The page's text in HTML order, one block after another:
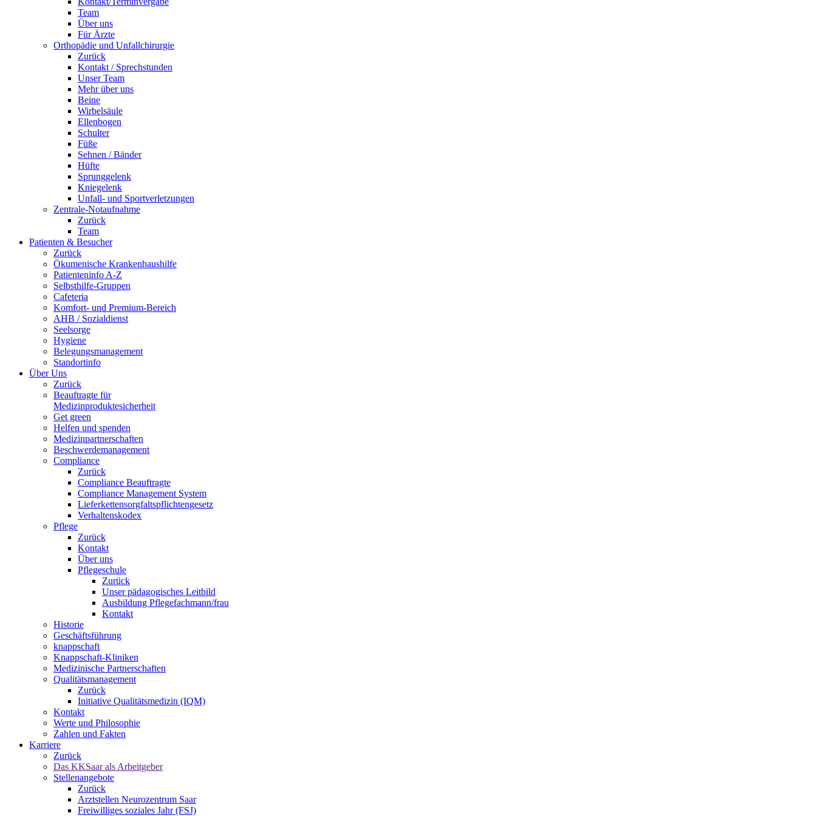
Team
Über uns
Für Ärzte
Orthopädie und Unfallchirurgie
Zurück
Kontakt / Sprechstunden
Unser Team
Mehr über uns
Beine
Wirbelsäule
Ellenbogen
Schulter
Füße
Sehnen / Bänder
Hüfte
Sprunggelenk
Kniegelenk
Unfall- und Sportverletzungen
Zentrale-Notaufnahme
Zurück
Team
Patienten & Besucher
Zurück
Ökumenische Krankenhaushilfe
Patienteninfo A-Z
Selbsthilfe-Gruppen
Cafeteria
Komfort- und Premium-Bereich
AHB / Sozialdienst
Seelsorge
Hygiene
Belegungsmanagement
Standortinfo
Über Uns
Zurück
Beauftragte für
Medizinproduktesicherheit
Get green
Helfen und spenden
Medizinpartnerschaften
Beschwerdemanagement
Compliance
Zurück
Compliance Beauftragte
Compliance Management System
Lieferkettensorgfaltspflichtengesetz
Verhaltenskodex
Pflege
Zurück
Kontakt
Über uns
Pflegeschule
Zurück
Unser pädagogisches Leitbild
Ausbildung Pflegefachmann/frau
Kontakt
Historie
Geschäftsführung
knappschaft
Knappschaft-Kliniken
Medizinische Partnerschaften
Qualitäts­management
Zurück
Initiative Qualitätsmedizin (IQM)
Kontakt
Werte und Philosophie
Zahlen und Fakten
Karriere
Zurück
Das KKSaar als Arbeitgeber
Stellenangebote
Zurück
Arztstellen Neurozentrum Saar
Freiwilliges soziales Jahr (FSJ)